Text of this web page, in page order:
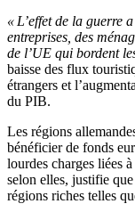
« L’effet de la guerre
entreprises, des
de l’UE qui bordent
baisse des flux
étrangers et
du PIB.
Les régions
bénéficier de fonds
lourdes charges liées
selon elles, justifie
régions riches telles